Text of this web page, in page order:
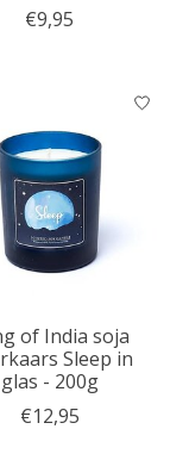
€9,95
of India soja
Sleep in
glas - 200g
€12,95